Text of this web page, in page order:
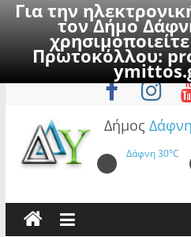
Για την
τον Δήμο
Πρωτοκόλλου:
to
Παρασκευή, 7
Δήμος
Δάφνη30°C